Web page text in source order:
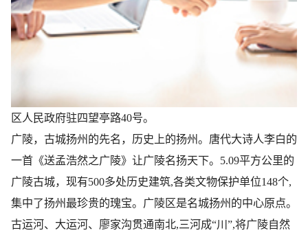
区人民政府驻四望亭路40号。
广陵，古城扬州的先名，历史上的扬州。唐代大诗人李白的
一首《送孟浩然之广陵》让广陵名扬天下。5.09平方公里的
广陵古城，现有500多处历史建筑,各类文物保护单位148个,
集中了扬州最珍贵的瑰宝。广陵区是名城扬州的中心原点。
古运河、大运河、廖家沟贯通南北,三河成“川”,将广陵自然